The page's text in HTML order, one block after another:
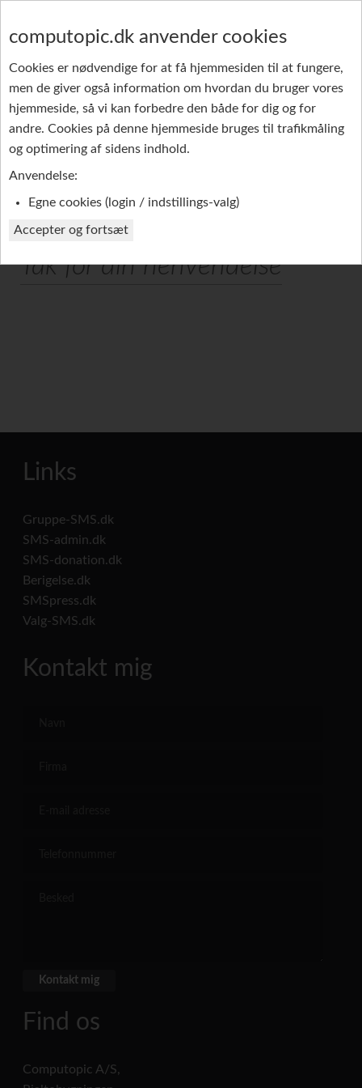
GRUPPE-SMS REFERENCER
Tak for din henvendelse
Links
Gruppe-SMS.dk
SMS-admin.dk
SMS-donation.dk
Berigelse.dk
SMSpress.dk
Valg-SMS.dk
Kontakt mig
Find os
Computopic A/S,
computopic.dk anvender cookies
Cookies er nødvendige for at få hjemmesiden til at fungere,
men de giver også information om hvordan du bruger vores
hjemmeside, så vi kan forbedre den både for dig og for
andre. Cookies på denne hjemmeside bruges til trafikmåling
og optimering af sidens indhold.
Anvendelse:
Egne cookies (login / indstillings-valg)
Accepter og fortsæt